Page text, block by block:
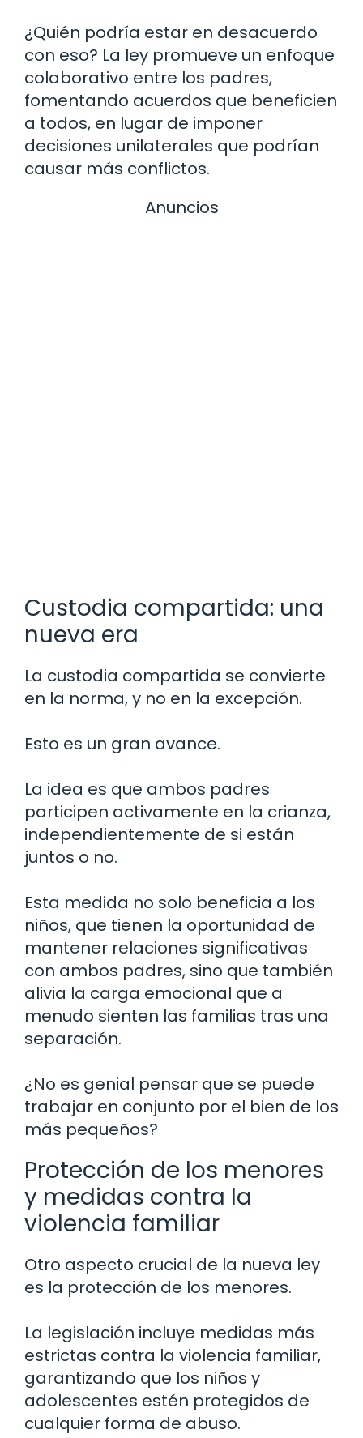
¿Quién podría estar en desacuerdo
con eso? La ley promueve un enfoque
colaborativo entre los padres,
fomentando acuerdos que beneficien
a todos, en lugar de imponer
decisiones unilaterales que podrían
causar más conflictos.
Anuncios
Custodia compartida: una
nueva era
La custodia compartida se convierte
en la norma, y no en la excepción.
Esto es un gran avance.
La idea es que ambos padres
participen activamente en la crianza,
independientemente de si están
juntos o no.
Esta medida no solo beneficia a los
niños, que tienen la oportunidad de
mantener relaciones significativas
con ambos padres, sino que también
alivia la carga emocional que a
menudo sienten las familias tras una
separación.
¿No es genial pensar que se puede
trabajar en conjunto por el bien de los
más pequeños?
Protección de los menores
y medidas contra la
violencia familiar
Otro aspecto crucial de la nueva ley
es la protección de los menores.
La legislación incluye medidas más
estrictas contra la violencia familiar,
garantizando que los niños y
adolescentes estén protegidos de
cualquier forma de abuso.